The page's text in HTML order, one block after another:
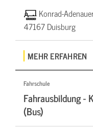
Konrad-
47167 Duisburg
MEHR ERFAHREN
Fahrschule
Fahrausbildung -
(Bus)